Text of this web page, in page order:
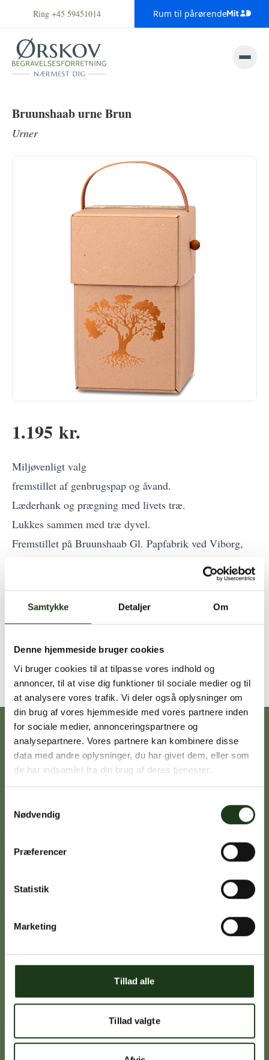
Samtykke Detaljer Om
Denne hjemmeside bruger cookies
Vi bruger cookies til at tilpasse vores indhold og
annoncer, til at vise dig funktioner til sociale medier og til
at analysere vores trafik. Vi deler også oplysninger om
din brug af vores hjemmeside med vores partnere inden
for sociale medier, annonceringspartnere og
analysepartnere. Vores partnere kan kombinere disse
data med andre oplysninger, du har givet dem, eller som
de har indsamlet fra din brug af deres tjenester.
Nødvendig
Præferencer
Statistik
Marketing
Tillad alle
Tillad valgte
Ring +45 59451014 Rum til pårørende
Bruunshaab urne Brun
Urner
1.195 kr.
Miljøvenligt valg
fremstillet af genbrugspap og åvand.
Læderhank og prægning med livets træ.
Lukkes sammen med træ dyvel.
Fremstillet på Bruunshaab Gl. Papfabrik ved Viborg,
Maskinerne anvendt til fremstilling er 100 år gamle og
CO2 neutrale, da disse drives af vandkraft. Urnen kan
anvendes ved både askespredning og urnenedsættelse på
Vores afdelinger
Heidi Ørskov
Caroline Sejerø Jensen
Holbæk
59 45 10 14
Birgitte Poulsen